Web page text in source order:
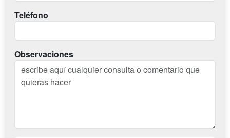
Teléfono
Observaciones